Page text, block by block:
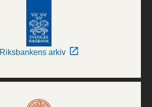
Riksbankens arkiv